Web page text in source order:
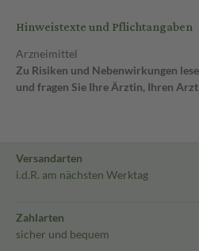
Hinweistexte und Pflichtangaben
Arzneimittel
Zu Risiken und Nebenwirkungen
und fragen Sie Ihre Ärztin, Ihren
Versandarten
i.d.R. am nächsten Werktag
Zahlarten
sicher und bequem